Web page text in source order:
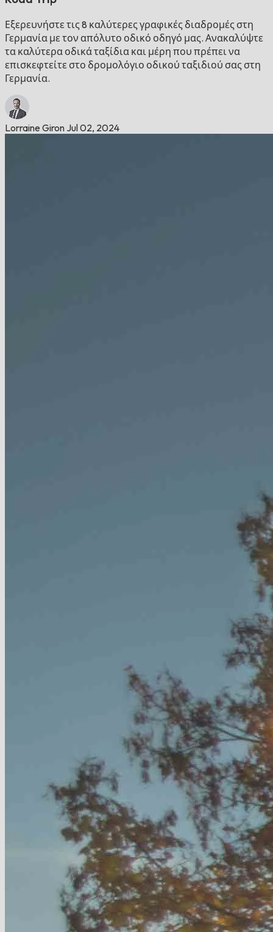
Εξερευνήστε τις 8 καλύτερες γραφικές διαδρομές στη
Γερμανία με τον απόλυτο οδικό οδηγό μας. Ανακαλύψτε
τα καλύτερα οδικά ταξίδια και μέρη που πρέπει να
επισκεφτείτε στο δρομολόγιο οδικού ταξιδιού σας στη
Γερμανία.
Lorraine Giron Jul 02, 2024